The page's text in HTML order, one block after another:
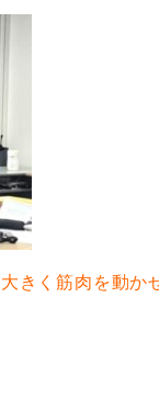
きく筋肉を動か